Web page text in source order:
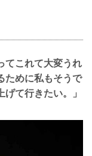
てこれて大変うれ
ために私もそうで
て行きたい。」